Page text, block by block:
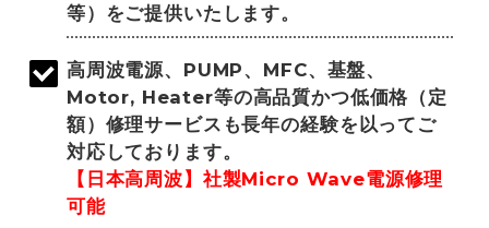
等）をご提供いたします。
高周波電源、PUMP、MFC、基盤、
Motor, Heater等の高品質かつ低価格（定
額）修理サービスも長年の経験を以ってご
対応しております。
【日本高周波】社製Micro Wave電源修理
可能